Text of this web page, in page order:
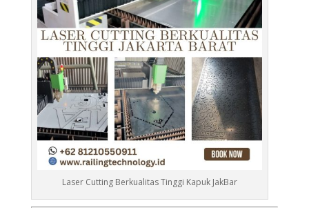
Laser Cutting Berkualitas Tinggi Kapuk JakBar